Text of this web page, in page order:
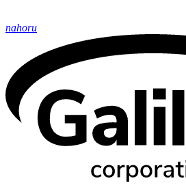
nahoru